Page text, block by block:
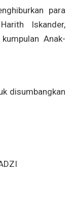
para
Iskander,
Anak-
disumbangkan